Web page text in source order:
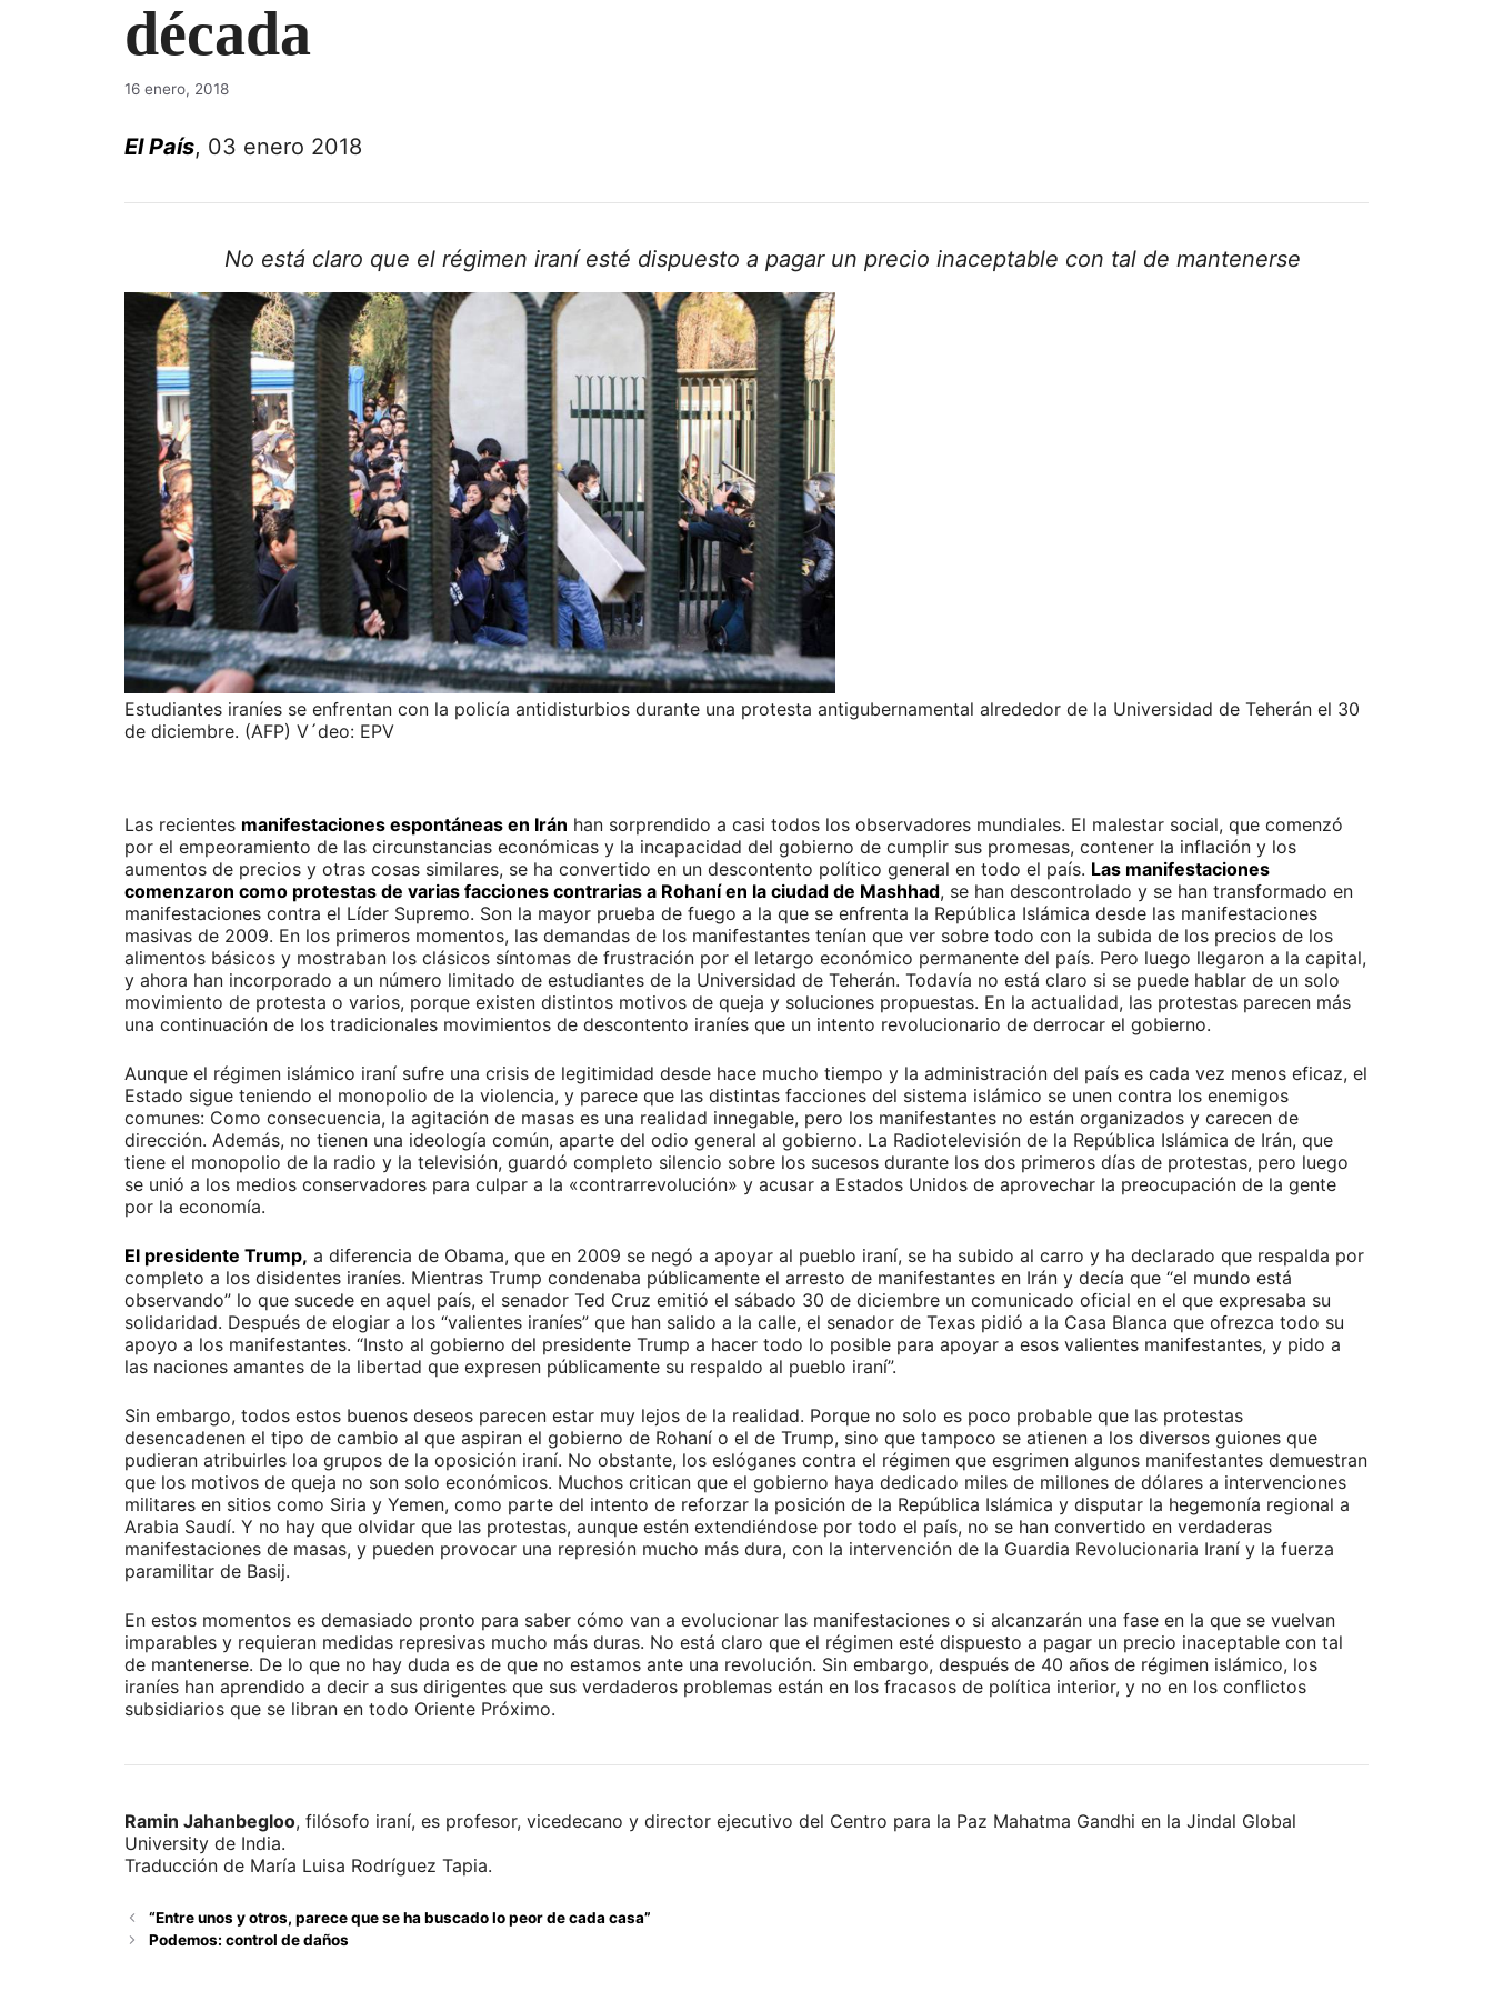
década
16 enero, 2018
El País, 03 enero 2018
No está claro que el régimen iraní esté dispuesto a pagar un precio inaceptable con tal de mantenerse
Estudiantes iraníes se enfrentan con la policía antidisturbios durante una protesta antigubernamental alrededor de la Universidad de Teherán el 30
de diciembre. (AFP) V´deo: EPV
Las recientes manifestaciones espontáneas en Irán han sorprendido a casi todos los observadores mundiales. El malestar social, que comenzó
por el empeoramiento de las circunstancias económicas y la incapacidad del gobierno de cumplir sus promesas, contener la inflación y los
aumentos de precios y otras cosas similares, se ha convertido en un descontento político general en todo el país. Las manifestaciones
comenzaron como protestas de varias facciones contrarias a Rohaní en la ciudad de Mashhad, se han descontrolado y se han transformado en
manifestaciones contra el Líder Supremo. Son la mayor prueba de fuego a la que se enfrenta la República Islámica desde las manifestaciones
masivas de 2009. En los primeros momentos, las demandas de los manifestantes tenían que ver sobre todo con la subida de los precios de los
alimentos básicos y mostraban los clásicos síntomas de frustración por el letargo económico permanente del país. Pero luego llegaron a la capital,
y ahora han incorporado a un número limitado de estudiantes de la Universidad de Teherán. Todavía no está claro si se puede hablar de un solo
movimiento de protesta o varios, porque existen distintos motivos de queja y soluciones propuestas. En la actualidad, las protestas parecen más
una continuación de los tradicionales movimientos de descontento iraníes que un intento revolucionario de derrocar el gobierno.
Aunque el régimen islámico iraní sufre una crisis de legitimidad desde hace mucho tiempo y la administración del país es cada vez menos eficaz, el
Estado sigue teniendo el monopolio de la violencia, y parece que las distintas facciones del sistema islámico se unen contra los enemigos
comunes: Como consecuencia, la agitación de masas es una realidad innegable, pero los manifestantes no están organizados y carecen de
dirección. Además, no tienen una ideología común, aparte del odio general al gobierno. La Radiotelevisión de la República Islámica de Irán, que
tiene el monopolio de la radio y la televisión, guardó completo silencio sobre los sucesos durante los dos primeros días de protestas, pero luego
se unió a los medios conservadores para culpar a la «contrarrevolución» y acusar a Estados Unidos de aprovechar la preocupación de la gente
por la economía.
El presidente Trump, a diferencia de Obama, que en 2009 se negó a apoyar al pueblo iraní, se ha subido al carro y ha declarado que respalda por
completo a los disidentes iraníes. Mientras Trump condenaba públicamente el arresto de manifestantes en Irán y decía que “el mundo está
observando” lo que sucede en aquel país, el senador Ted Cruz emitió el sábado 30 de diciembre un comunicado oficial en el que expresaba su
solidaridad. Después de elogiar a los “valientes iraníes” que han salido a la calle, el senador de Texas pidió a la Casa Blanca que ofrezca todo su
apoyo a los manifestantes. “Insto al gobierno del presidente Trump a hacer todo lo posible para apoyar a esos valientes manifestantes, y pido a
las naciones amantes de la libertad que expresen públicamente su respaldo al pueblo iraní”.
Sin embargo, todos estos buenos deseos parecen estar muy lejos de la realidad. Porque no solo es poco probable que las protestas
desencadenen el tipo de cambio al que aspiran el gobierno de Rohaní o el de Trump, sino que tampoco se atienen a los diversos guiones que
pudieran atribuirles loa grupos de la oposición iraní. No obstante, los eslóganes contra el régimen que esgrimen algunos manifestantes demuestran
que los motivos de queja no son solo económicos. Muchos critican que el gobierno haya dedicado miles de millones de dólares a intervenciones
militares en sitios como Siria y Yemen, como parte del intento de reforzar la posición de la República Islámica y disputar la hegemonía regional a
Arabia Saudí. Y no hay que olvidar que las protestas, aunque estén extendiéndose por todo el país, no se han convertido en verdaderas
manifestaciones de masas, y pueden provocar una represión mucho más dura, con la intervención de la Guardia Revolucionaria Iraní y la fuerza
paramilitar de Basij.
En estos momentos es demasiado pronto para saber cómo van a evolucionar las manifestaciones o si alcanzarán una fase en la que se vuelvan
imparables y requieran medidas represivas mucho más duras. No está claro que el régimen esté dispuesto a pagar un precio inaceptable con tal
de mantenerse. De lo que no hay duda es de que no estamos ante una revolución. Sin embargo, después de 40 años de régimen islámico, los
iraníes han aprendido a decir a sus dirigentes que sus verdaderos problemas están en los fracasos de política interior, y no en los conflictos
subsidiarios que se libran en todo Oriente Próximo.
Ramin Jahanbegloo, filósofo iraní, es profesor, vicedecano y director ejecutivo del Centro para la Paz Mahatma Gandhi en la Jindal Global
University de India.
Traducción de María Luisa Rodríguez Tapia.
“Entre unos y otros, parece que se ha buscado lo peor de cada casa”
Podemos: control de daños